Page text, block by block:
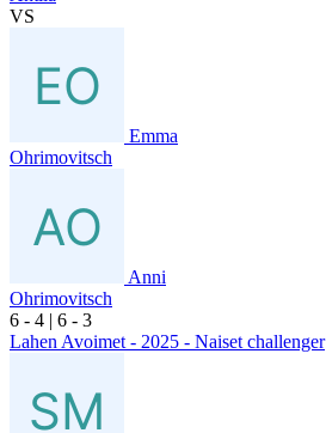
VS
Emma
Ohrimovitsch
Anni
Ohrimovitsch
6 - 4 | 6 - 3
Lahen Avoimet - 2025 - Naiset challenger